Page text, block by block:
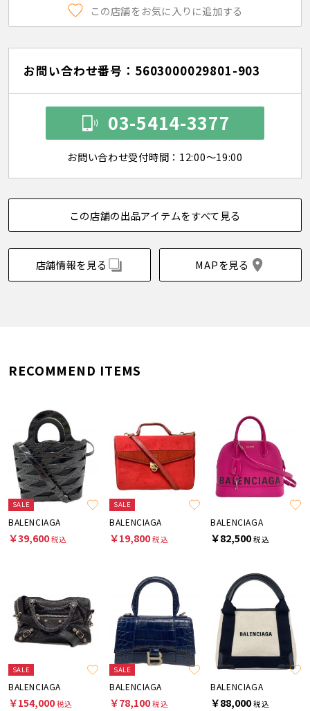
この店舗をお気に入りに追加する
お問い合わせ番号：5603000029801-903
03-5414-3377
お問い合わせ受付時間：12:00～19:00
この店舗の出品アイテムをすべて見る
店舗情報を見る MAPを見る
RECOMMEND ITEMS
SALE
BALENCIAGA
￥39,600税込
SALE
BALENCIAGA
￥19,800税込
BALENCIAGA
￥82,500税込
SALE
BALENCIAGA
￥154,000税込
SALE
BALENCIAGA
￥78,100税込
BALENCIAGA
￥88,000税込